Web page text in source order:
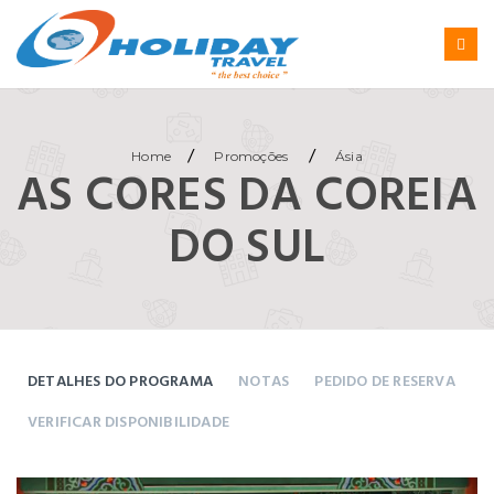
Home / Promoções / Ásia
AS CORES DA COREIA
DO SUL
DETALHES DO PROGRAMA NOTAS
PEDIDO DE RESERVA
VERIFICAR DISPONIBILIDADE